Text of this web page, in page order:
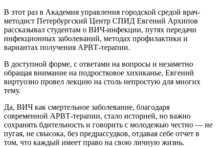
В этот раз в Академия управления городской средой врач-
методист Петербургский Центр СПИД Евгений Архипов
рассказывал студентам о ВИЧ-инфекции, путях передачи
инфекционных заболеваний, методах профилактики и
вариантах получения АРВТ-терапии.
В доступной форме, с ответами на вопросы и незаметно
обращая внимание на подростковое хихиканье, Евгений
виртуозно провел лекцию на столь непростую для многих
тему.
Да, ВИЧ как смертельное заболевание, благодаря
современной АРВТ-терапии, стало историей, но важно
сохранять бдительность и говорить с молодежью честно — не
пугая, не свысока, без предрассудков, отдавая себе отчет в
том, что каждый имеет право на свою личную жизнь.